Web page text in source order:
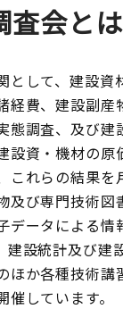
査会とは
として、建設資
経費、建設副産
態調査、及び建
設資・機材の原
これらの結果を
及び専門技術図
データによる情
建設統計及び建
ほか各種技術講
しています。